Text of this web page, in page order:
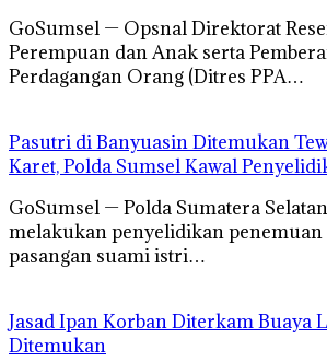
GoSumsel — Opsnal Direktorat
Perempuan dan Anak serta
Perdagangan Orang (Ditres PPA…
Pasutri di Banyuasin Ditemukan
Karet, Polda Sumsel Kawal
GoSumsel — Polda Sumatera
melakukan penyelidikan penemuan
pasangan suami istri…
Jasad Ipan Korban Diterkam Buaya
Ditemukan